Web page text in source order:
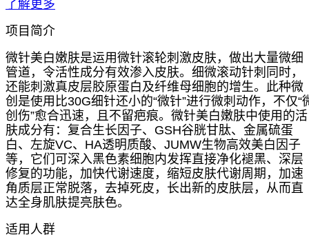
了解更多
项目简介
微针美白嫩肤是运用微针滚轮刺激皮肤，做出大量微细
管道，令活性成分有效渗入皮肤。细微滚动针刺同时，
还能刺激真皮层胶原蛋白及纤维母细胞的增生。此种微
创是使用比30G细针还小的“微针”进行微刺动作，不仅“
创伤”愈合迅速，且不留疤痕。微针美白嫩肤中使用的活
肤成分有：复合生长因子、GSH谷胱甘肽、金属硫蛋
白、左旋VC、HA透明质酸、JUMW生物高效美白因子
等，它们可深入黑色素细胞内发挥直接净化褪黑、深层
修复的功能，加快代谢速度，缩短皮肤代谢周期，加速
角质层正常脱落，去掉死皮，长出新的皮肤层，从而直
达全身肌肤提亮肤色。
适用人群